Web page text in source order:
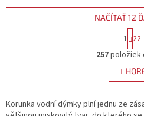
O
v
l
á
a
NAČÍTAŤ 12
t
r
á
n
k
v
a
1 22
257položiek
Korunka vodní dýmky plní jednu ze